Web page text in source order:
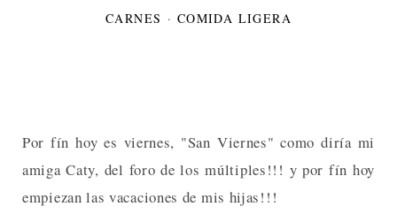
CARNES · COMIDA LIGERA
Por fín hoy es viernes, "San Viernes" como diría mi
amiga Caty, del foro de los múltiples!!! y por fín hoy
empiezan las vacaciones de mis hijas!!!